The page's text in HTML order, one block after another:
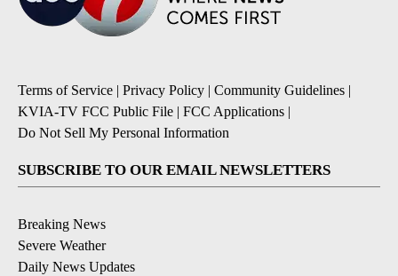
Terms of Service | Privacy Policy | Community Guidelines |
KVIA-TV FCC Public File | FCC Applications |
Do Not Sell My Personal Information
SUBSCRIBE TO OUR EMAIL NEWSLETTERS
Breaking News
Severe Weather
Daily News Updates